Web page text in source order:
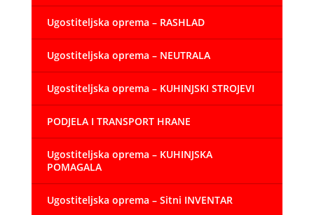
Ugostiteljska oprema – RASHLAD
Ugostiteljska oprema – NEUTRALA
Ugostiteljska oprema – KUHINJSKI STROJEVI
PODJELA I TRANSPORT HRANE
Ugostiteljska oprema – KUHINJSKA
POMAGALA
Ugostiteljska oprema – Sitni INVENTAR